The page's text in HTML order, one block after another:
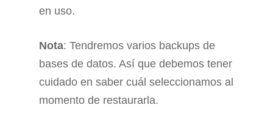
en uso.
Nota: Tendremos varios backups de
bases de datos. Así que debemos tener
cuidado en saber cuál seleccionamos al
momento de restaurarla.